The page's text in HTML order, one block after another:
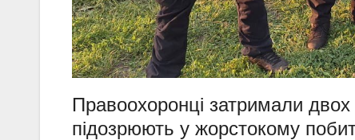
Правоохоронці затримали
підозрюють у жорстокому